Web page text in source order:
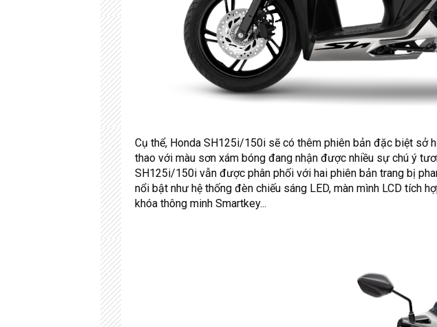
Cụ thể, Honda SH125i/150i sẽ có thêm phiên bản đặc biệt sở
thao với màu sơn xám bóng đang nhận được nhiều sự chú ý
SH125i/150i vẫn được phân phối với hai phiên bản trang bị
nổi bật như hệ thống đèn chiếu sáng LED, màn mình LCD tích
khóa thông minh Smartkey...